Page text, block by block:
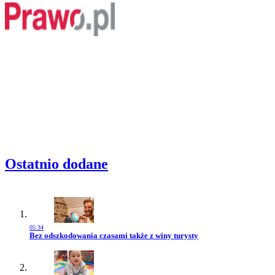
Ostatnio dodane
05:34
Przejdź do artykułu:
Bez odszkodowania czasami także z winy turysty